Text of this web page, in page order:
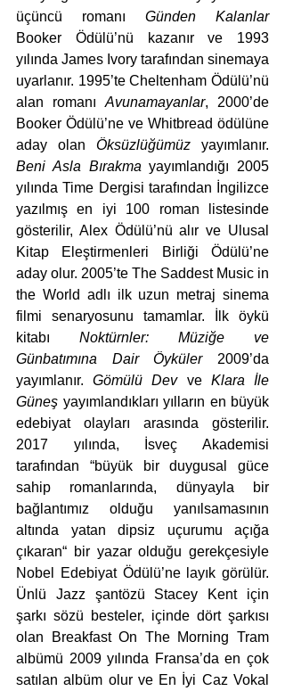
üçüncü romanı Günden Kalanlar
Booker Ödülü’nü kazanır ve 1993
yılında James Ivory tarafından sinemaya
uyarlanır. 1995’te Cheltenham Ödülü’nü
alan romanı Avunamayanlar, 2000’de
Booker Ödülü’ne ve Whitbread ödülüne
aday olan Öksüzlüğümüz
Beni Asla Bırakma yayımlandığı 2005
yılında Time Dergisi tarafından İngilizce
yazılmış en iyi 100 roman listesinde
gösterilir, Alex Ödülü’nü alır ve Ulusal
Kitap Eleştirmenleri Birliği Ödülü’ne
aday olur. 2005’te The Saddest Music in
the World adlı ilk uzun metraj sinema
filmi senaryosunu tamamlar. İlk öykü
kitabı Noktürnler: Müziğe ve
Günbatımına Dair Öyküler 2009’da
yayımlanır. Gömülü Dev ve Klara İle
Güneş yayımlandıkları yılların en büyük
edebiyat olayları arasında gösterilir.
2017 yılında, İsveç Akademisi
tarafından “büyük bir duygusal güce
sahip romanlarında, dünyayla bir
bağlantımız olduğu yanılsamasının
altında yatan dipsiz uçurumu açığa
çıkaran“ bir yazar olduğu gerekçesiyle
Nobel Edebiyat Ödülü’ne layık görülür.
Ünlü Jazz şantözü Stacey Kent için
şarkı sözü besteler, içinde dört şarkısı
olan Breakfast On The Morning Tram
albümü 2009 yılında Fransa’da en çok
satılan albüm olur ve En İyi Caz Vokal